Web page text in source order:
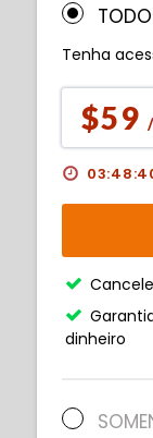
Tenha
$59
dinheiro